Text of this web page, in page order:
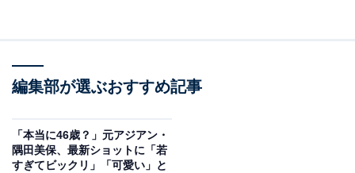
編集部が選ぶおすすめ記事
「本当に46歳？」元アジアン・
隅田美保、最新ショットに「若
すぎてビックリ」「可愛い」と